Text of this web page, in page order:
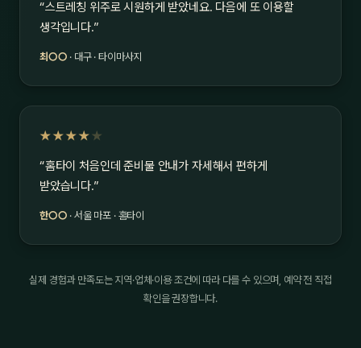
“스트레칭 위주로 시원하게 받았네요. 다음에 또 이용할
생각입니다.”
최○○ · 대구 · 타이마사지
★★★★ ★
“홈타이 처음인데 준비물 안내가 자세해서 편하게
받았습니다.”
한○○ · 서울 마포 · 홈타이
실제 경험과 만족도는 지역·업체·이용 조건에 따라 다를 수 있으며, 예약 전 직접
확인을 권장합니다.